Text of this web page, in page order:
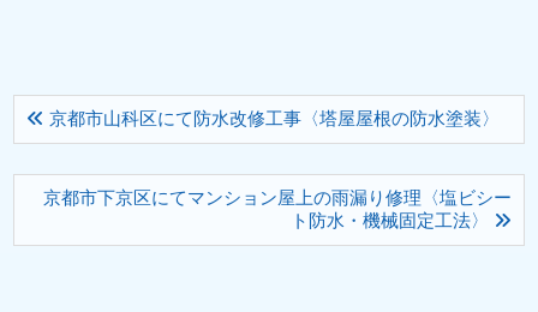
京都市山科区にて防水改修工事〈塔屋屋根の防水塗装〉
京都市下京区にてマンション屋上の雨漏り修理〈塩ビシー
ト防水・機械固定工法〉